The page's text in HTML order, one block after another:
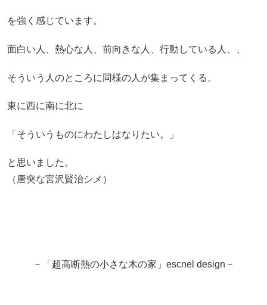
を強く感じています。
面白い人、熱心な人、前向きな人、行動している人、、
そういう人のところに同様の人が集まってくる。
東に西に南に北に
「そういうものにわたしはなりたい。」
と思いました。
（唐突な宮沢賢治シメ）
－「超高断熱の小さな木の家」escnel design－